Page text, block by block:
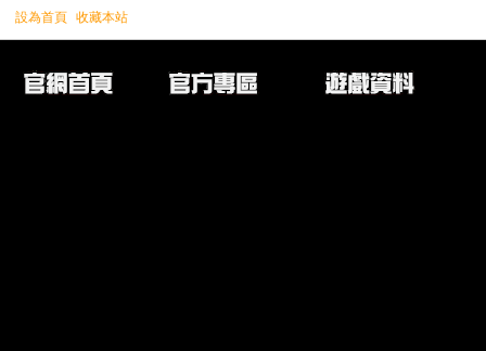
設為首頁 收藏本站